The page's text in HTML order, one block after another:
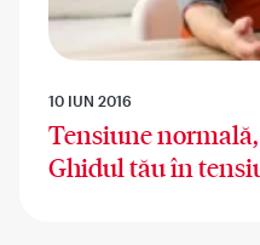
10 IUN 2016
Tensiune
Ghidul tău în